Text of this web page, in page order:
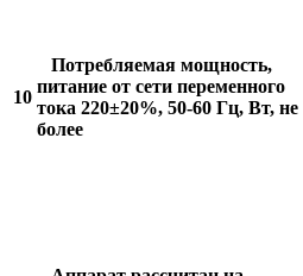
10
Потребляемая мощность,
питание от сети переменного
тока 220±20%, 50-60 Гц, Вт, не
более